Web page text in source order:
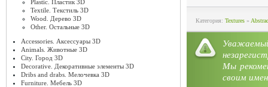
Plastic. Пластик 3D
Textile. Текстиль 3D
Wood. Дерево 3D
Other. Остальные 3D
Accessories. Аксессуары 3D
Animals. Животные 3D
City. Город 3D
Decorative. Декоративные элементы 3D
Dribs and drabs. Мелочевка 3D
Furniture. Мебель 3D
Категория: Textures »
Мы
своим